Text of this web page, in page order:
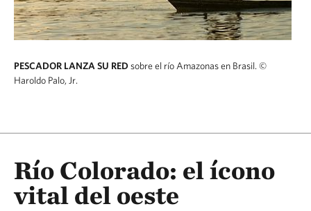
PESCADOR LANZA SU REDsobre el río Amazonas en Brasil. ©
Haroldo Palo, Jr.
Río Colorado: el ícono
vital del oeste